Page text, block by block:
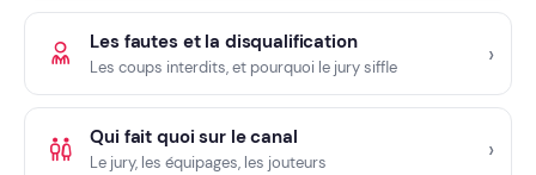
Les fautes et la disqualification
Les coups interdits, et pourquoi le jury siffle
Qui fait quoi sur le canal
Le jury, les équipages, les jouteurs